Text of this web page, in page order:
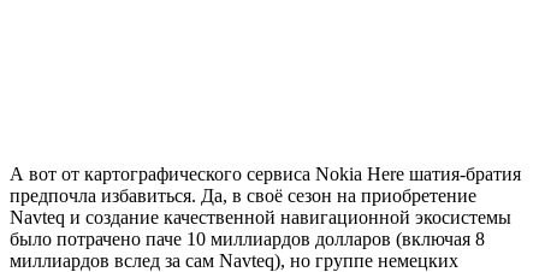
А вот от картографического сервиса Nokia Here шатия-братия
предпочла избавиться. Да, в своё сезон на приобретение
Navteq и создание качественной навигационной экосистемы
было потрачено паче 10 миллиардов долларов (включая 8
миллиардов вслед за сам Navteq), но группе немецких